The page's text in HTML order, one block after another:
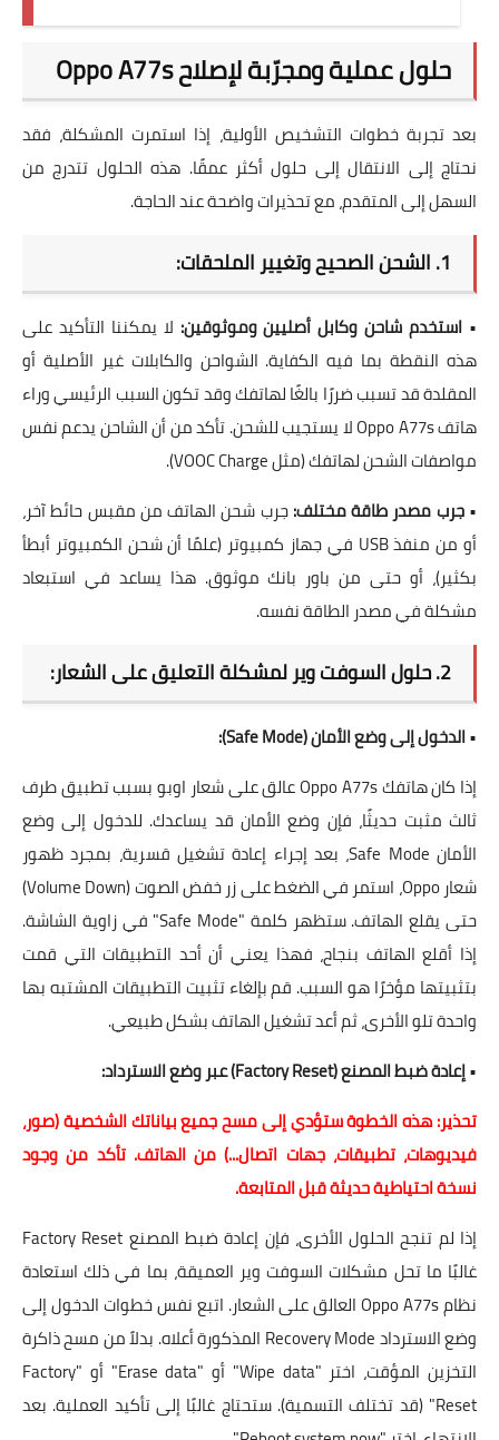
حلول عملية ومجرّبة لإصلاح Oppo A77s
بعد تجربة خطوات التشخيص الأولية، إذا استمرت المشكلة، فقد
نحتاج إلى الانتقال إلى حلول أكثر عمقًا. هذه الحلول تتدرج من
السهل إلى المتقدم، مع تحذيرات واضحة عند الحاجة.
1. الشحن الصحيح وتغيير الملحقات:
• استخدم شاحن وكابل أصليين وموثوقين: لا يمكننا التأكيد على
هذه النقطة بما فيه الكفاية. الشواحن والكابلات غير الأصلية أو
المقلدة قد تسبب ضررًا بالغًا لهاتفك وقد تكون السبب الرئيسي وراء
هاتف Oppo A77s لا يستجيب للشحن
. تأكد من أن الشاحن يدعم نفس
مواصفات الشحن لهاتفك (مثل VOOC Charge).
•جرب مصدر طاقة مختلف:جرب شحن الهاتف من مقبس حائط آخر،
أو من منفذ USB في جهاز كمبيوتر (علمًا أن شحن الكمبيوتر أبطأ
بكثير)، أو حتى من باور بانك موثوق. هذا يساعد في استبعاد
مشكلة في مصدر الطاقة نفسه.
2. حلول السوفت وير لمشكلة التعليق على الشعار:
•الدخول إلى وضع الأمان (Safe Mode):
إذا كان هاتفكOppo A77s عالق على شعار اوبو
بسبب تطبيق طرف
ثالث مثبت حديثًا، فإن وضع الأمان قد يساعدك. للدخول إلى وضع
الأمان Safe Mode
، بعد إجراء إعادة تشغيل قسرية، بمجرد ظهور
شعار Oppo، استمر في الضغط على زر خفض الصوت (Volume Down)
حتى يقلع الهاتف. ستظهر كلمة "Safe Mode" في زاوية الشاشة.
إذا أقلع الهاتف بنجاح، فهذا يعني أن أحد التطبيقات التي قمت
بتثبيتها مؤخرًا هو السبب. قم بإلغاء تثبيت التطبيقات المشتبه بها
واحدة تلو الأخرى، ثم أعد تشغيل الهاتف بشكل طبيعي.
•إعادة ضبط المصنع (Factory Reset) عبر وضع الاسترداد:
تحذير: هذه الخطوة ستؤدي إلى مسح جميع بياناتك الشخصية (صور،
فيديوهات، تطبيقات، جهات اتصال...) من الهاتف. تأكد من وجود
نسخة احتياطية حديثة قبل المتابعة.
إذا لم تنجح الحلول الأخرى، فإن إعادة ضبط المصنع Factory Reset
غالبًا ما تحل مشكلات السوفت وير العميقة، بما في ذلك استعادة
نظام Oppo A77s العالق على الشعار
. اتبع نفس خطوات الدخول إلى
وضع الاسترداد Recovery Mode
المذكورة أعلاه. بدلاً من مسح ذاكرة
التخزين المؤقت، اختر "Wipe data" أو "Erase data" أو "Factory
Reset" (قد تختلف التسمية). ستحتاج غالبًا إلى تأكيد العملية. بعد